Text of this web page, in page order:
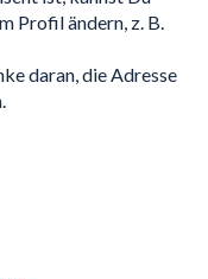
Profil ändern, z. B.
daran, die Adresse